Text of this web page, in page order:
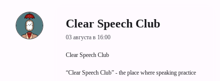
Clear Speech Club
03 августа в 16:00
Clear Speech Club
“Clear Speech Club” - the place where speaking practice